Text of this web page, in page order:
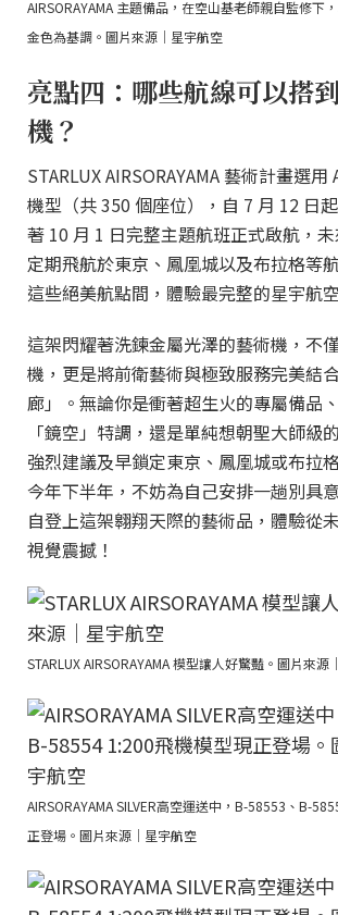
AIRSORAYAMA 主題備品，在空山基老師親自監修下
金色為基調。圖片來源｜星宇航空
亮點四：哪些航線可以搭
機？
STARLUX AIRSORAYAMA 藝術計畫選
機型（共 350 個座位），自 7 月 12 日
著 10 月 1 日完整主題航班正式啟航，
定期飛航於東京、鳳凰城以及布拉格等
這些絕美航點間，體驗最完整的星宇航
這架閃耀著洗鍊金屬光澤的藝術機，不
機，更是將前衛藝術與極致服務完美結
廊」。無論你是衝著超生火的專屬備品
「鏡空」特調，還是單純想朝聖大師級
強烈建議及早鎖定東京、鳳凰城或布拉
今年下半年，不妨為自己安排一趟別具
自登上這架翱翔天際的藝術品，體驗從
視覺震撼！
STARLUX AIRSORAYAMA 模型讓人好驚豔。圖片來源
AIRSORAYAMA SILVER高空運送中，B-58553、B-
正登場。圖片來源｜星宇航空